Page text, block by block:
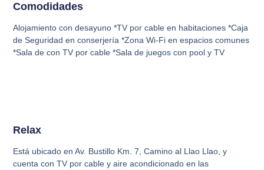
Comodidades
Alojamiento con desayuno *TV por cable en habitaciones *Caja
de Seguridad en conserjería *Zona Wi-Fi en espacios comunes
*Sala de con TV por cable *Sala de juegos con pool y TV
Relax
Está ubicado en Av. Bustillo Km. 7, Camino al Llao Llao, y
cuenta con TV por cable y aire acondicionado en las